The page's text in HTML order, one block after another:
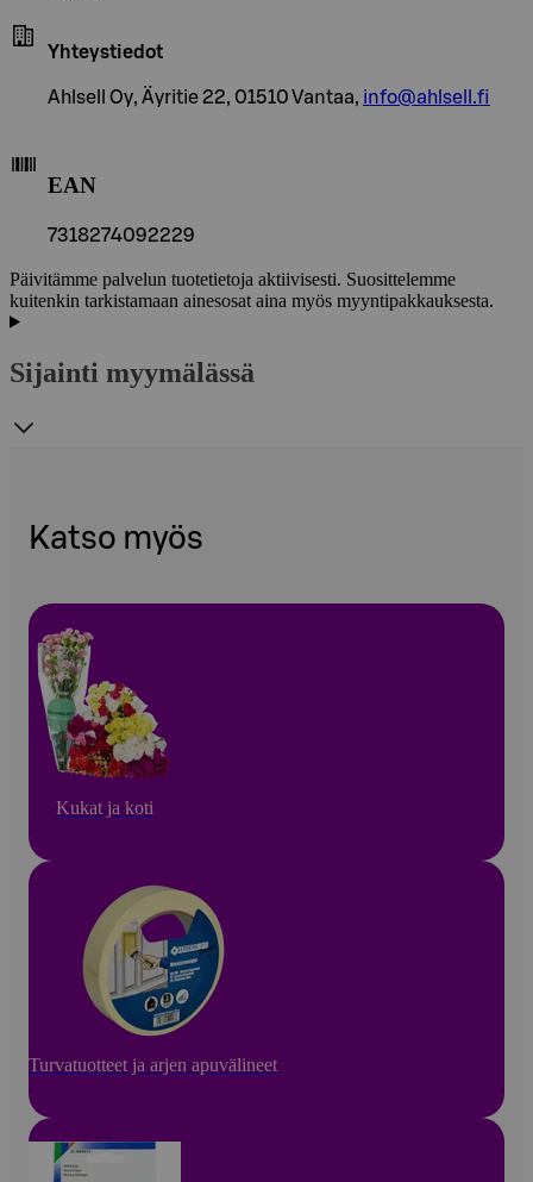
Yhteystiedot
Ahlsell Oy, Äyritie 22, 01510 Vantaa, info@ahlsell.fi
EAN
7318274092229
Päivitämme palvelun tuotetietoja aktiivisesti. Suosittelemme
kuitenkin tarkistamaan ainesosat aina myös myyntipakkauksesta.
Sijainti myymälässä
Katso myös
Kukat ja koti
Turvatuotteet ja arjen apuvälineet